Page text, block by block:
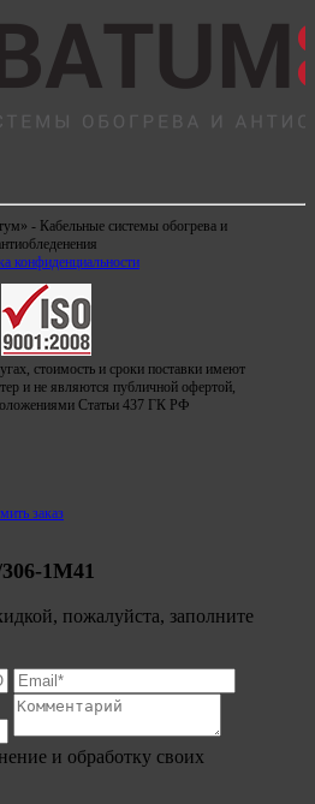
- Кабельные системы обогрева и
конфиденциальности
стоимость и сроки поставки имеют
и не являются публичной офертой,
Статьи 437 ГК РФ
заказ
1М41
пожалуйста, заполните
и обработку своих